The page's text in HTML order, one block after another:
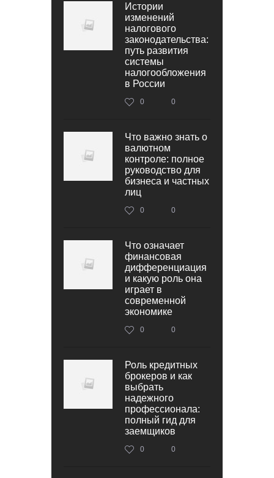
Истории
изменений
налогового
законодательства:
путь развития
системы
налогообложения
в России
0 0
Что важно знать о
валютном
контроле: полное
руководство для
бизнеса и частных
лиц
0 0
Что означает
финансовая
дифференциация
и какую роль она
играет в
современной
экономике
0 0
Роль кредитных
брокеров и как
выбрать
надежного
профессионала:
полный гид для
заемщиков
0 0